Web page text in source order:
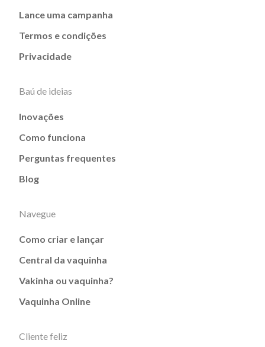
Lance uma campanha
Termos e condições
Privacidade
Baú de ideias
Inovações
Como funciona
Perguntas frequentes
Blog
Navegue
Como criar e lançar
Central da vaquinha
Vakinha ou vaquinha?
Vaquinha Online
Cliente feliz